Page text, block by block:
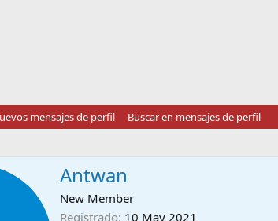
mensajes de perfil
Buscar en mensajes de perfil
Antwan
New Member
Registrado 10 May 2021